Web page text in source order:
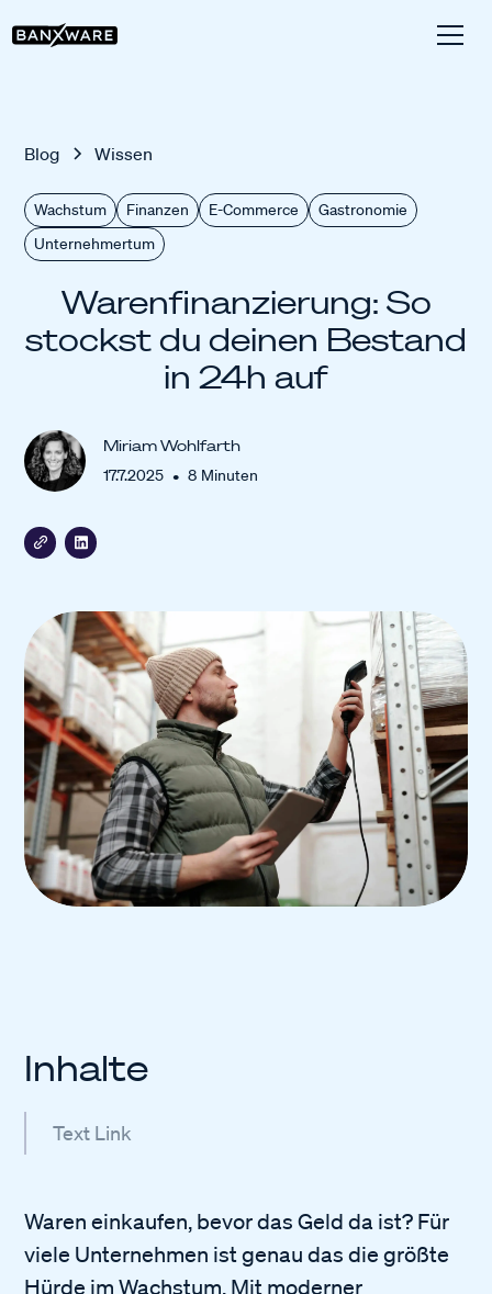
Blog Wissen
Wachstum Finanzen E-Commerce
Gastronomie
Unternehmertum
Warenfinanzierung: So
stockst du deinen Bestand
in 24h auf
Miriam Wohlfarth
17.7.2025 • 8 Minuten
Waren einkaufen, bevor das Geld da ist? Für
viele Unternehmen ist genau das die größte
Hürde im Wachstum. Mit moderner
Inhalte
Text Link